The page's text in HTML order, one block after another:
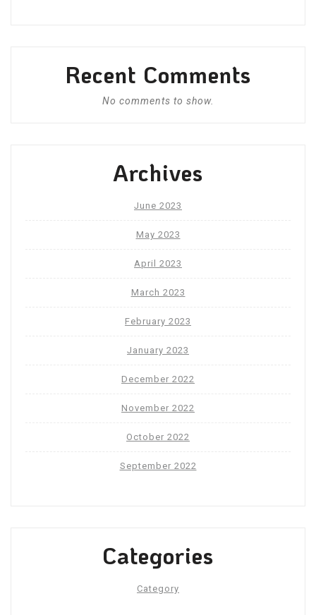
Recent Comments
No comments to show.
Archives
June 2023
May 2023
April 2023
March 2023
February 2023
January 2023
December 2022
November 2022
October 2022
September 2022
Categories
Category